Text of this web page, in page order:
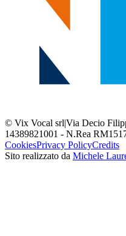
© Vix Vocal srlVia Decio
14389821001 - N.Rea
CookiesPrivacy PolicyCredits
Sito realizzato da Michele